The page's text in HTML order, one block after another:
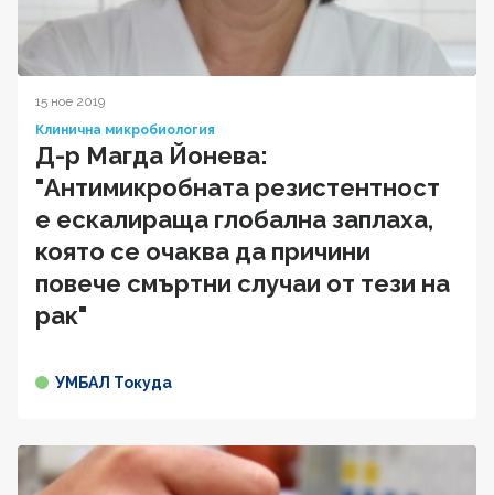
15 ное 2019
Клинична микробиология
Д-р Магда Йонева:
"Антимикробната резистентност
е ескалираща глобална заплаха,
която се очаква да причини
повече смъртни случаи от тези на
рак"
УМБАЛ Токуда